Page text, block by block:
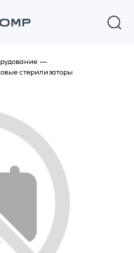
—
стерилизаторы